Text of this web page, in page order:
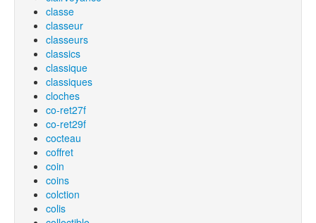
classe
classeur
classeurs
classics
classique
classiques
cloches
co-ret27f
co-ret29f
cocteau
coffret
coin
coins
colction
colis